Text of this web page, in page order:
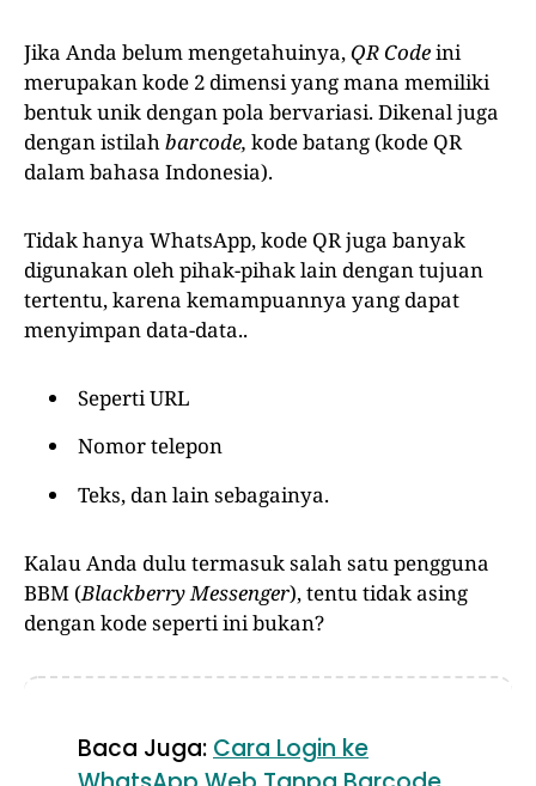
Jika Anda belum mengetahuinya,QR Codeini
merupakan kode 2 dimensi yang mana memiliki
bentuk unik dengan pola bervariasi. Dikenal juga
dengan istilahbarcode, kode batang (kode QR
dalam bahasa Indonesia).
Tidak hanya WhatsApp, kode QR juga banyak
digunakan oleh pihak-pihak lain dengan tujuan
tertentu, karena kemampuannya yang dapat
menyimpan data-data..
Seperti URL
Nomor telepon
Teks, dan lain sebagainya.
Kalau Anda dulu termasuk salah satu pengguna
BBM (Blackberry Messenger), tentu tidak asing
dengan kode seperti ini bukan?
Baca Juga: Cara Login ke